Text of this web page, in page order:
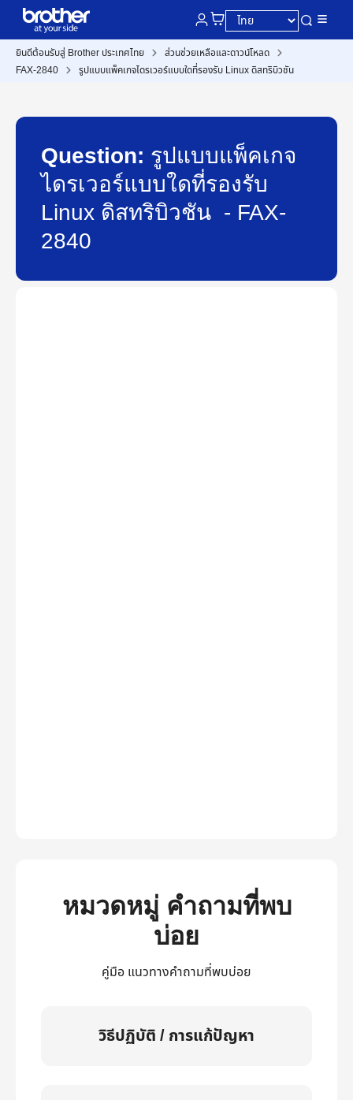
ยินดีต้อนรับสู่ Brother ประเทศไทย
ส่วนช่วยเหลือและดาวน์โหลด
FAX-2840
รูปแบบแพ็คเกจไดรเวอร์แบบใดที่รองรับ Linux ดิสทริบิวชัน
Question: รูปแบบแพ็คเกจ
ไดรเวอร์แบบใดที่รองรับ
Linux ดิสทริบิวชัน - FAX-
2840
หมวดหมู่ คำถามที่พบ
บ่อย
คู่มือ แนวทางคำถามที่พบบ่อย
วิธีปฏิบัติ / การแก้ปัญหา